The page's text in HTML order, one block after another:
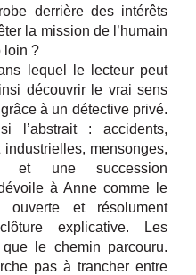
derrière des intérêts
la mission de l’humain
loin ?
lequel le lecteur peut
découvrir le vrai sens
à un détective privé.
l’abstrait : accidents,
mensonges,
et une succession
à Anne comme le
ouverte et résolument
explicative. Les
le chemin parcouru.
pas à trancher entre